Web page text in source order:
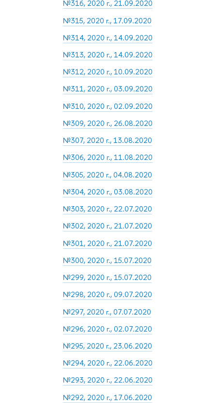
№316, 2020 г., 21.09.2020
№315, 2020 г., 17.09.2020
№314, 2020 г., 14.09.2020
№313, 2020 г., 14.09.2020
№312, 2020 г., 10.09.2020
№311, 2020 г., 03.09.2020
№310, 2020 г., 02.09.2020
№309, 2020 г., 26.08.2020
№307, 2020 г., 13.08.2020
№306, 2020 г., 11.08.2020
№305, 2020 г., 04.08.2020
№304, 2020 г., 03.08.2020
№303, 2020 г., 22.07.2020
№302, 2020 г., 21.07.2020
№301, 2020 г., 21.07.2020
№300, 2020 г., 15.07.2020
№299, 2020 г., 15.07.2020
№298, 2020 г., 09.07.2020
№297, 2020 г., 07.07.2020
№296, 2020 г., 02.07.2020
№295, 2020 г., 23.06.2020
№294, 2020 г., 22.06.2020
№293, 2020 г., 22.06.2020
№292, 2020 г., 17.06.2020